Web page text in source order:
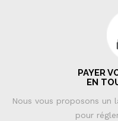
PAYER
EN
Nous vous proposons un
pour